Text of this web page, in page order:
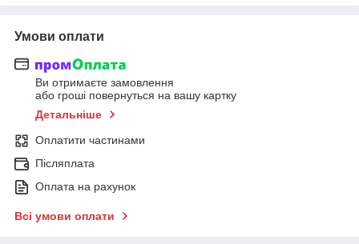
Умови оплати
Ви отримаєте замовлення
або гроші повернуться на вашу картку
Детальніше
Оплатити частинами
Післяплата
Оплата на рахунок
Всі умови оплати